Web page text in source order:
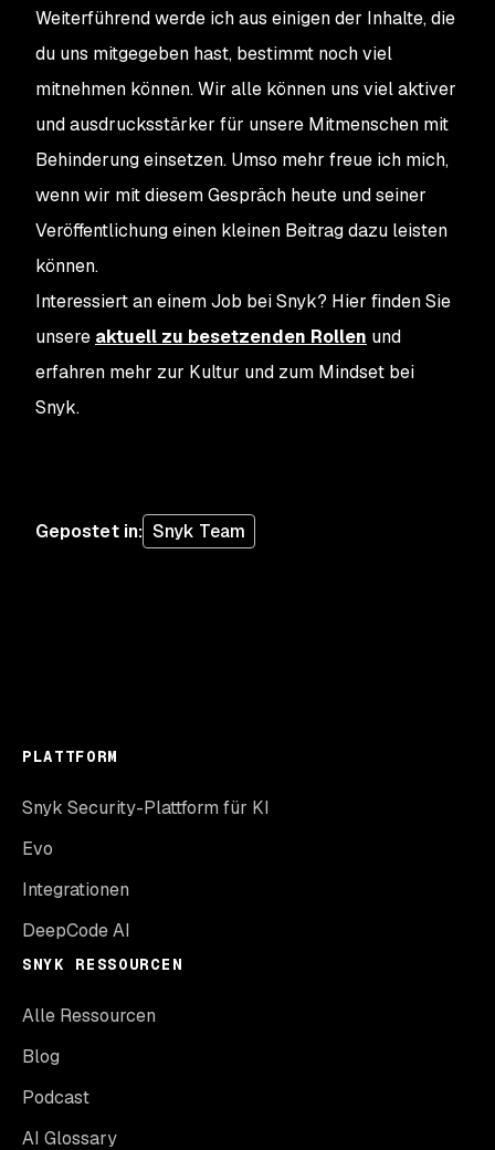
Weiterführend werde ich aus einigen der Inhalte, die
du uns mitgegeben hast, bestimmt noch viel
mitnehmen können. Wir alle können uns viel aktiver
und ausdrucksstärker für unsere Mitmenschen mit
Behinderung einsetzen. Umso mehr freue ich mich,
wenn wir mit diesem Gespräch heute und seiner
Veröffentlichung einen kleinen Beitrag dazu leisten
können.
Interessiert an einem Job bei Snyk? Hier finden Sie
unsere aktuell zu besetzenden Rollen und
erfahren mehr zur Kultur und zum Mindset bei
Snyk.
Gepostet in: Snyk Team
PLATTFORM
Snyk Security-Plattform für KI
Evo
Integrationen
DeepCode AI
SNYK RESSOURCEN
Alle Ressourcen
Blog
Podcast
AI Glossary